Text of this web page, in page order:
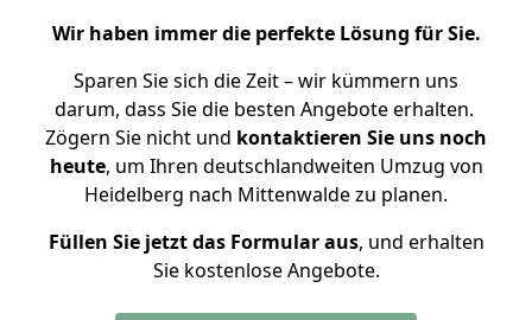
Wir haben immer die perfekte Lösung für Sie.
Sparen Sie sich die Zeit – wir kümmern uns
darum, dass Sie die besten Angebote erhalten.
Zögern Sie nicht und kontaktieren Sie uns noch
heute, um Ihren deutschlandweiten Umzug von
Heidelberg nach Mittenwalde zu planen.
Füllen Sie jetzt das Formular aus, und erhalten
Sie kostenlose Angebote.